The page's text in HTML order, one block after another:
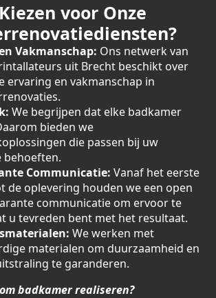
voor Onze
Vakmanschap: Ons netwerk van
uit Brecht beschikt over
ervaring en vakmanschap in
We begrijpen dat elke badkamer
bieden we
die passen bij uw
behoeften.
Communicatie: Vanaf het eerste
de oplevering houden we een open
communicatie om ervoor te
u tevreden bent met het resultaat.
We werken met
materialen om duurzaamheid en
te garanderen.
badkamer realiseren?